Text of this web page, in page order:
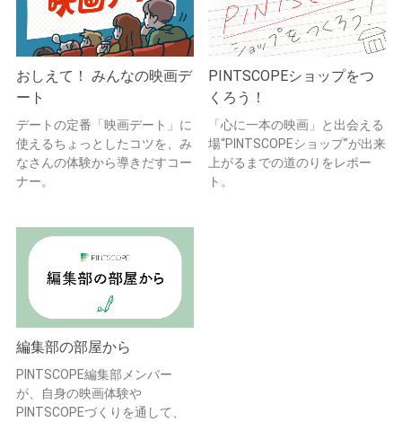
おしえて！ みんなの映画デ
ート
デートの定番「映画デート」に
使えるちょっとしたコツを、み
なさんの体験から導きだすコー
ナー。
PINTSCOPEショップをつ
くろう！
「心に一本の映画」と出会える
場“PINTSCOPEショップ”が出来
上がるまでの道のりをレポー
ト。
編集部の部屋から
PINTSCOPE編集部メンバー
が、自身の映画体験や
PINTSCOPEづくりを通して、